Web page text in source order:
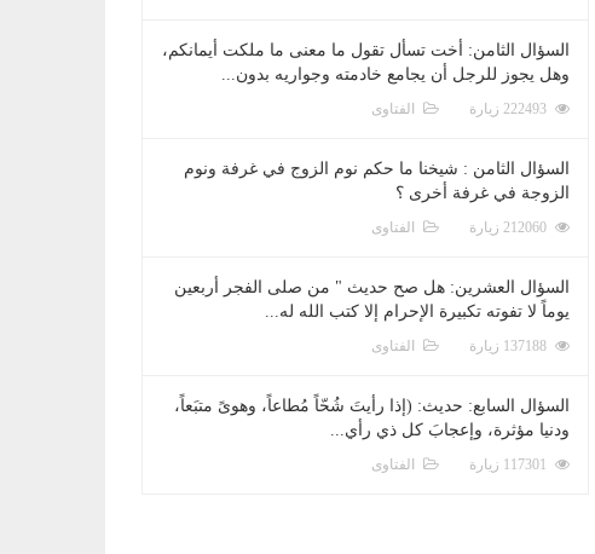
السؤال الثامن: أخت تسأل تقول ما معنى ما ملكت أيمانكم،
وهل يجوز للرجل أن يجامع خادمته وجواريه بدون...
الفتاوى
السؤال الثامن : شيخنا ما حكم نوم الزوج في غرفة ونوم
الزوجة في غرفة أخرى ؟
الفتاوى
السؤال العشرين: هل صح حديث " من صلى الفجر أربعين
يوماً لا تفوته تكبيرة الإحرام إلا كتب الله له...
الفتاوى
السؤال السابع: حديث: (إذا رأيتَ شُحّاً مُطاعاً، وهوىً متبَعاً،
ودنيا مؤثرة، وإعجابَ كل ذي رأي...
الفتاوى